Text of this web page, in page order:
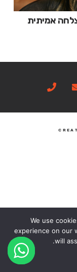
אמיתית
We use
experience on our
will